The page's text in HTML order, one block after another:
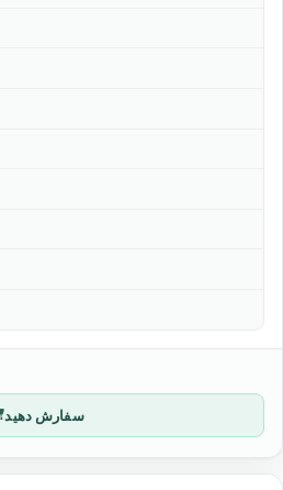
سفارش دهید